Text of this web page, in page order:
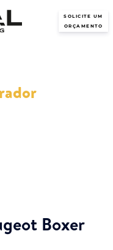
SOLICITE UM
ORÇAMENTO
Boxer